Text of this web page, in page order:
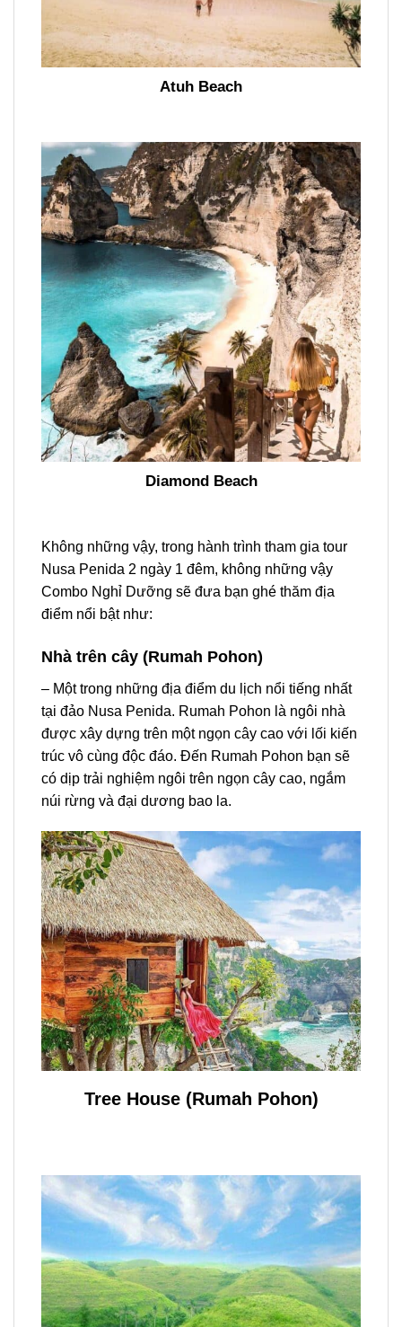
Atuh Beach
Diamond Beach
Không những vậy, trong hành trình tham gia tour
Nusa Penida 2 ngày 1 đêm, không những vậy
Combo Nghỉ Dưỡng sẽ đưa bạn ghé thăm địa
điểm nổi bật như:
Nhà trên cây (Rumah Pohon)
– Một trong những địa điểm du lịch nổi tiếng nhất
tại đảo Nusa Penida. Rumah Pohon là ngôi nhà
được xây dựng trên một ngọn cây cao với lối kiến
trúc vô cùng độc đáo. Đến Rumah Pohon bạn sẽ
có dịp trải nghiệm ngôi trên ngọn cây cao, ngắm
núi rừng và đại dương bao la.
Tree House (Rumah Pohon)